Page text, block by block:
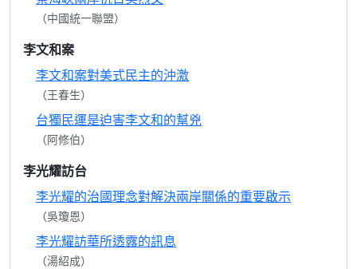
（中國統一聯盟）
李文和案
李文和案對美式民主的沖激
（王春生）
台獨民運是迫害李文和的幫兇
（阿修伯）
李光耀訪台
李光耀的治國理念對解決兩岸關係的重要啟示
（吳瓊恩）
李光耀訪華所透露的訊息
（湯紹成）